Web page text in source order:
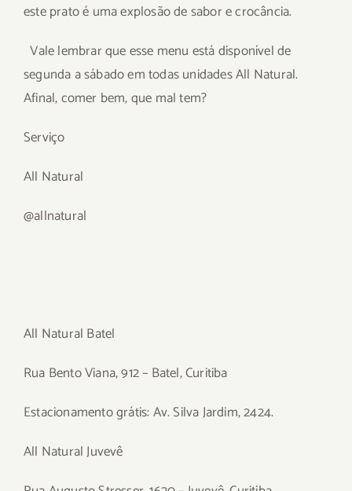
este prato é uma explosão de sabor ecrocância.
Vale lembrar que esse menu está disponível de
segunda a sábado em todas unidades All Natural.
Afinal, comer bem, que mal tem?
Serviço
All Natural
@allnatural
All Natural Batel
Rua Bento Viana, 912 – Batel, Curitiba
Estacionamento grátis: Av. Silva Jardim, 2424.
All Natural Juvevê